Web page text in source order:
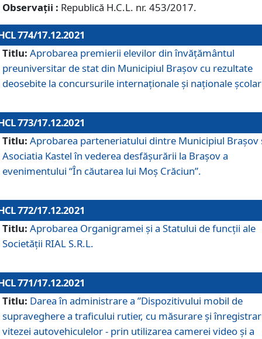
Observații : Republică H.C.L. nr. 453/2017.
774/17.12.2021
Titlu: Aprobarea premierii elevilor din învățământul
preuniversitar de stat din Municipiul Brașov cu rezultate
deosebite la concursurile internaționale și naționale
773/17.12.2021
Titlu: Aprobarea parteneriatului dintre Municipiul Brașov
Asociatia Kastel în vederea desfăşurării la Brașov a
evenimentului “În căutarea lui Moș Crăciun”.
772/17.12.2021
Titlu: Aprobarea Organigramei şi a Statului de funcţii ale
Societăţii RIAL S.R.L.
771/17.12.2021
Titlu: Darea în administrare a ”Dispozitivului mobil de
supraveghere a traficului rutier, cu măsurare și
vitezei autovehiculelor - prin utilizarea camerei video și a